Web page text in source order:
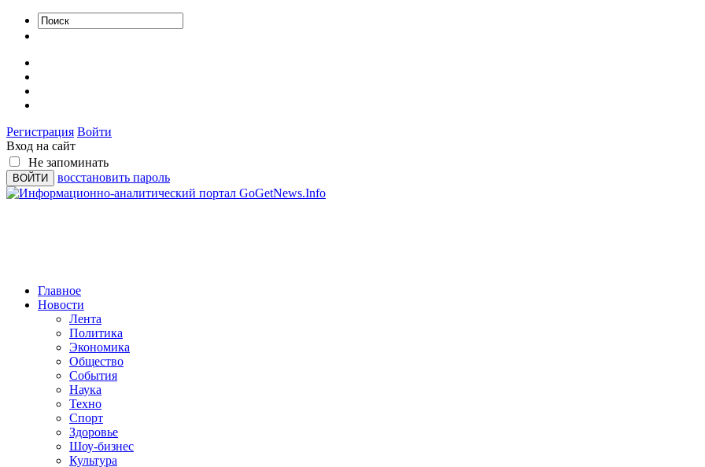
Регистрация Войти
Вход на сайт
Не запоминать
восстановить пароль
Главное
Новости
Лента
Политика
Экономика
Общество
События
Наука
Техно
Спорт
Здоровье
Шоу-бизнес
Культура